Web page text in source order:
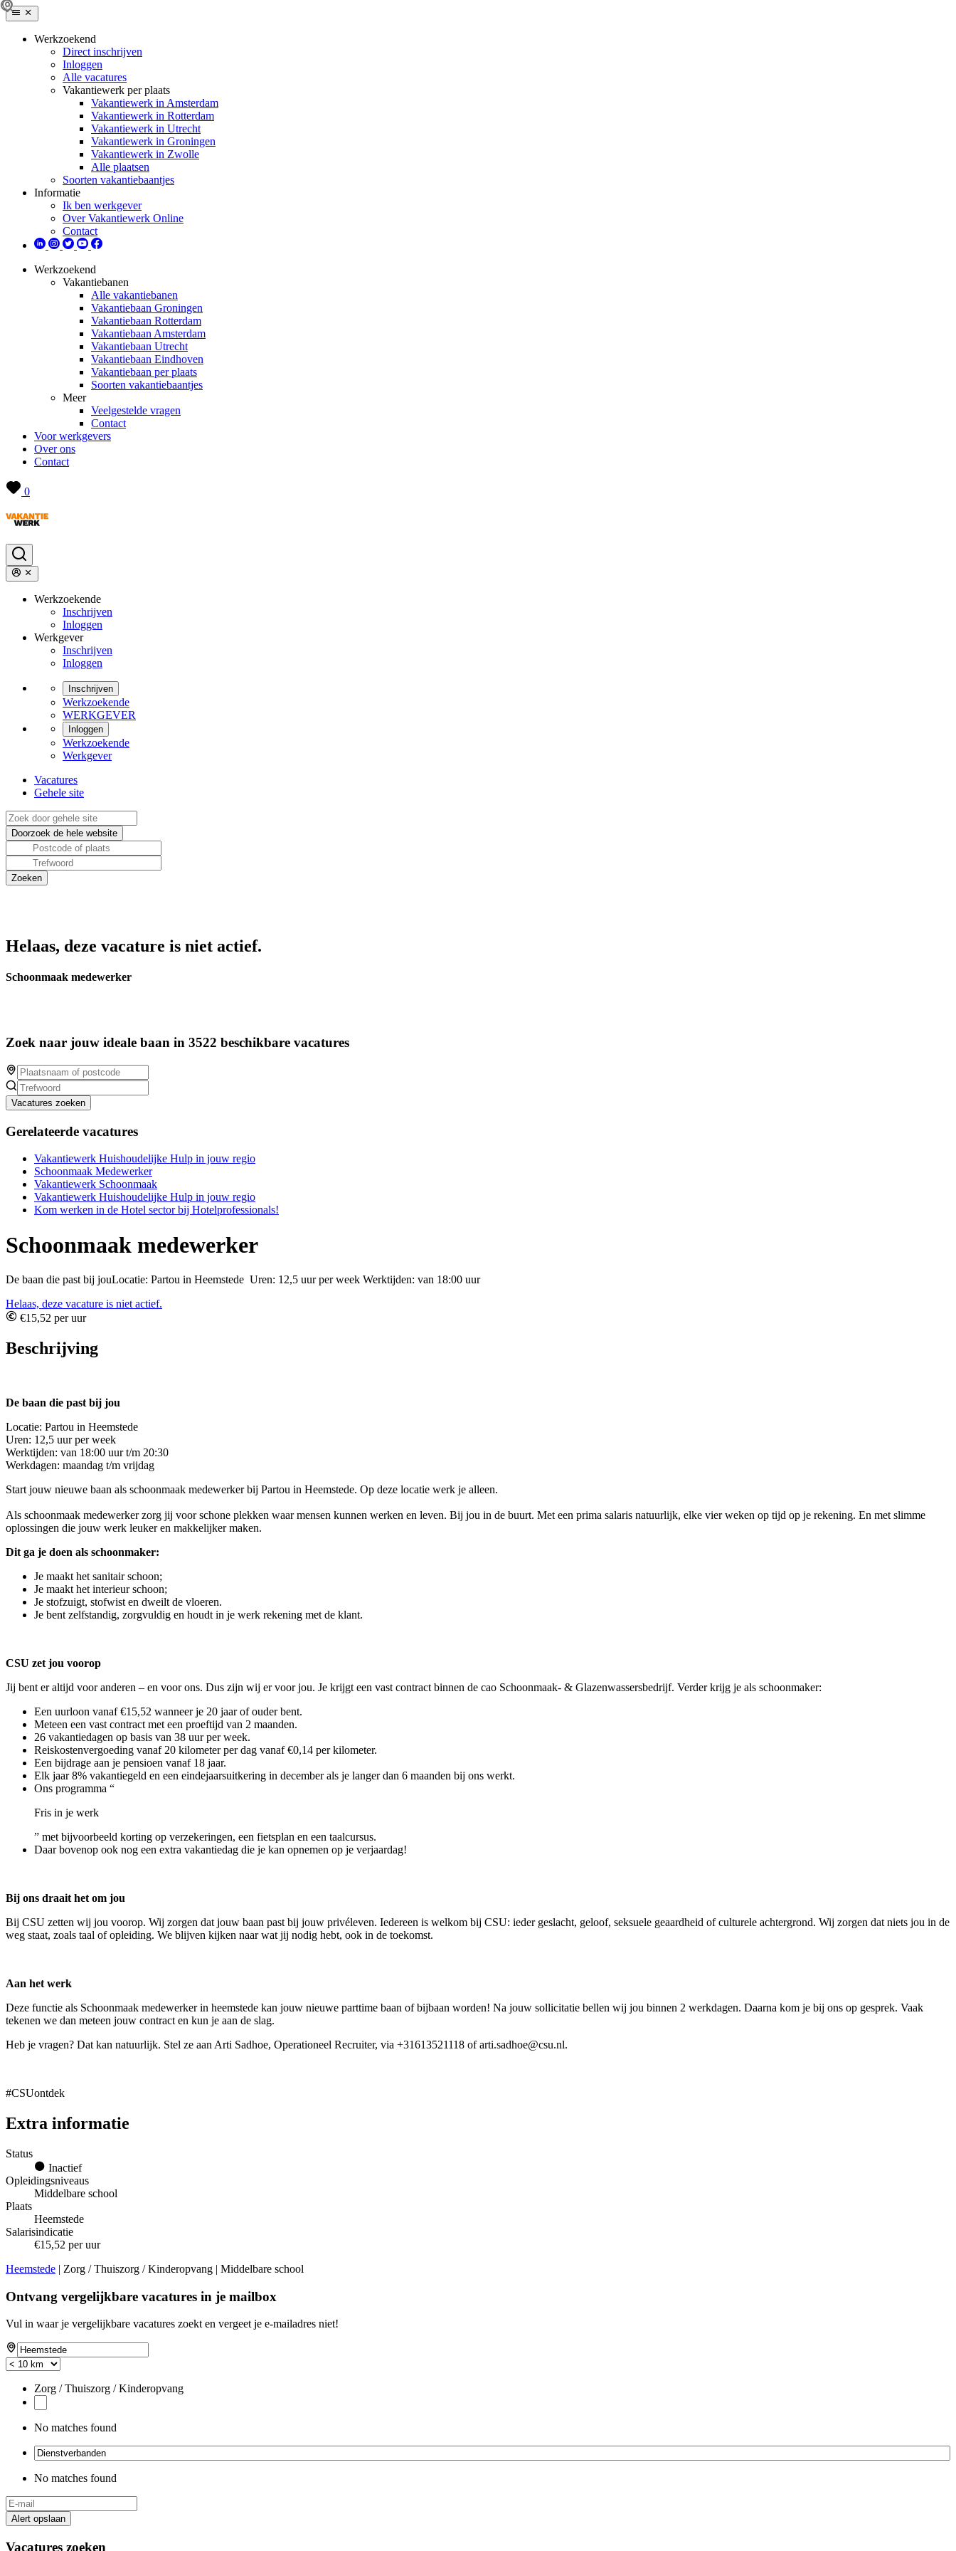
Werkzoekend
Direct inschrijven
Inloggen
Alle vacatures
Vakantiewerk per plaats
Vakantiewerk in Amsterdam
Vakantiewerk in Rotterdam
Vakantiewerk in Utrecht
Vakantiewerk in Groningen
Vakantiewerk in Zwolle
Alle plaatsen
Soorten vakantiebaantjes
Informatie
Ik ben werkgever
Over Vakantiewerk Online
Contact
Werkzoekend
Vakantiebanen
Alle vakantiebanen
Vakantiebaan Groningen
Vakantiebaan Rotterdam
Vakantiebaan Amsterdam
Vakantiebaan Utrecht
Vakantiebaan Eindhoven
Vakantiebaan per plaats
Soorten vakantiebaantjes
Meer
Veelgestelde vragen
Contact
Voor werkgevers
Over ons
Contact
0
Werkzoekende
Inschrijven
Inloggen
Werkgever
Inschrijven
Inloggen
Inschrijven
Werkzoekende
WERKGEVER
Inloggen
Werkzoekende
Werkgever
Vacatures
Gehele site
Helaas, deze vacature is niet actief.
Schoonmaak medewerker
Zoek naar jouw ideale baan in 3522 beschikbare vacatures
Vacatures zoeken
Gerelateerde vacatures
Vakantiewerk Huishoudelijke Hulp in jouw regio
Schoonmaak Medewerker
Vakantiewerk Schoonmaak
Vakantiewerk Huishoudelijke Hulp in jouw regio
Kom werken in de Hotel sector bij Hotelprofessionals!
Schoonmaak medewerker
De baan die past bij jouLocatie: Partou in Heemstede Uren: 12,5 uur per week Werktijden: van 18:00 uur
Helaas, deze vacature is niet actief.
€15,52 per uur
Beschrijving
De baan die past bij jou
Locatie: Partou in Heemstede
Uren: 12,5 uur per week
Werktijden: van 18:00 uur t/m 20:30
Werkdagen: maandag t/m vrijdag
Start jouw nieuwe baan als schoonmaak medewerker bij Partou in Heemstede. Op deze locatie werk je alleen.
Als schoonmaak medewerker zorg jij voor schone plekken waar mensen kunnen werken en leven. Bij jou in de buurt. Met een prima salaris natuurlijk, elke vier weken op tijd op je rekening. En met slimme
oplossingen die jouw werk leuker en makkelijker maken.
Dit ga je doen als schoonmaker:
Je maakt het sanitair schoon;
Je maakt het interieur schoon;
Je stofzuigt, stofwist en dweilt de vloeren.
Je bent zelfstandig, zorgvuldig en houdt in je werk rekening met de klant.
CSU zet jou voorop
Jij bent er altijd voor anderen – en voor ons. Dus zijn wij er voor jou. Je krijgt een vast contract binnen de cao Schoonmaak- & Glazenwassersbedrijf. Verder krijg je als schoonmaker:
Een uurloon vanaf €15,52 wanneer je 20 jaar of ouder bent.
Meteen een vast contract met een proeftijd van 2 maanden.
26 vakantiedagen op basis van 38 uur per week.
Reiskostenvergoeding vanaf 20 kilometer per dag vanaf €0,14 per kilometer.
Een bijdrage aan je pensioen vanaf 18 jaar.
Elk jaar 8% vakantiegeld en een eindejaarsuitkering in december als je langer dan 6 maanden bij ons werkt.
Ons programma “
Fris in je werk
” met bijvoorbeeld korting op verzekeringen, een fietsplan en een taalcursus.
Daar bovenop ook nog een extra vakantiedag die je kan opnemen op je verjaardag!
Bij ons draait het om jou
Bij CSU zetten wij jou voorop. Wij zorgen dat jouw baan past bij jouw privéleven. Iedereen is welkom bij CSU: ieder geslacht, geloof, seksuele geaardheid of culturele achtergrond. Wij zorgen dat niets jou in de
weg staat, zoals taal of opleiding. We blijven kijken naar wat jij nodig hebt, ook in de toekomst.
Aan het werk
Deze functie als Schoonmaak medewerker in heemstede kan jouw nieuwe parttime baan of bijbaan worden! Na jouw sollicitatie bellen wij jou binnen 2 werkdagen. Daarna kom je bij ons op gesprek. Vaak
tekenen we dan meteen jouw contract en kun je aan de slag.
Heb je vragen? Dat kan natuurlijk. Stel ze aan Arti Sadhoe, Operationeel Recruiter, via +31613521118 of arti.sadhoe@csu.nl.
#CSUontdek
Extra informatie
Status
Inactief
Opleidingsniveaus
Middelbare school
Plaats
Heemstede
Salarisindicatie
€15,52 per uur
Heemstede | Zorg / Thuiszorg / Kinderopvang | Middelbare school
Ontvang vergelijkbare vacatures in je mailbox
Vul in waar je vergelijkbare vacatures zoekt en vergeet je e-mailadres niet!
Zorg / Thuiszorg / Kinderopvang
No matches found
No matches found
Alert opslaan
Vacatures zoeken